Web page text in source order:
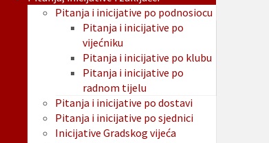
Pitanja i inicijative po podnosiocu
Pitanja i inicijative po
vijećniku
Pitanja i inicijative po klubu
Pitanja i inicijative po
radnom tijelu
Pitanja i inicijative po dostavi
Pitanja i inicijative po sjednici
Inicijative Gradskog vijeća